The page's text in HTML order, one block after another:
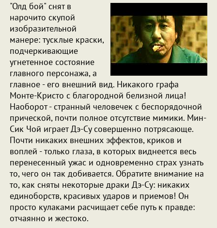
"Олд бой" снят в
нарочито скупой
изобразительной
манере: тусклые краски,
подчеркивающие
угнетенное состояние
главного персонажа, а
главное - его внешний вид. Никакого графа
Монте-Кристо с благородной белизной лица!
Наоборот - странный человечек с беспорядочной
прической, почти полное отсутствие мимики. Мин-
Сик Чой играет Дэ-Су совершенно потрясающе.
Почти никаких внешних эффектов, криков и
воплей - только глаза, в которых виднеется весь
перенесенный ужас и одновременно страх узнать
то, чего он так добивается. Обратите внимание на
то, как сняты некоторые драки Дэ-Су: никаких
единоборств, красивых ударов и приемов! Он
просто кулаками расчищает себе путь к правде:
отчаянно и жестоко.